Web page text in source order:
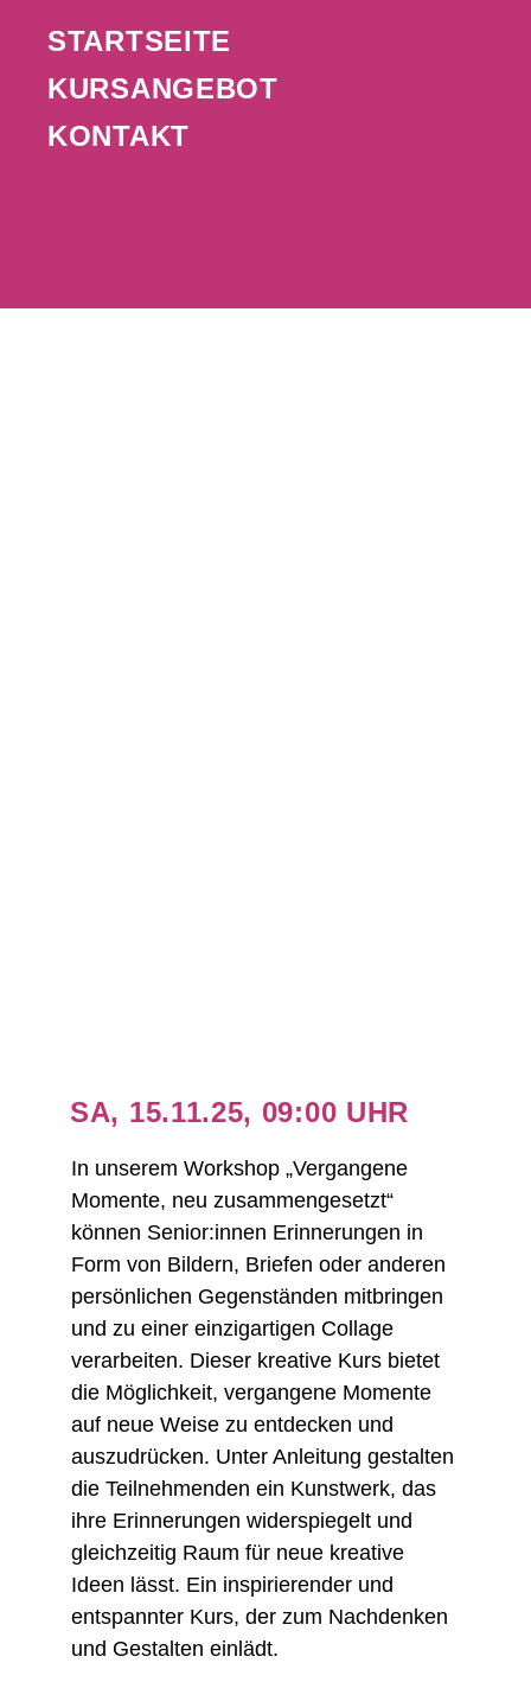
STARTSEITE
KURSANGEBOT
KONTAKT
SA, 15.11.25, 09:00 UHR
In unserem Workshop „Vergangene
Momente, neu zusammengesetzt“
können Senior:innen Erinnerungen in
Form von Bildern, Briefen oder anderen
persönlichen Gegenständen mitbringen
und zu einer einzigartigen Collage
verarbeiten. Dieser kreative Kurs bietet
die Möglichkeit, vergangene Momente
auf neue Weise zu entdecken und
auszudrücken. Unter Anleitung gestalten
die Teilnehmenden ein Kunstwerk, das
ihre Erinnerungen widerspiegelt und
gleichzeitig Raum für neue kreative
Ideen lässt. Ein inspirierender und
entspannter Kurs, der zum Nachdenken
und Gestalten einlädt.